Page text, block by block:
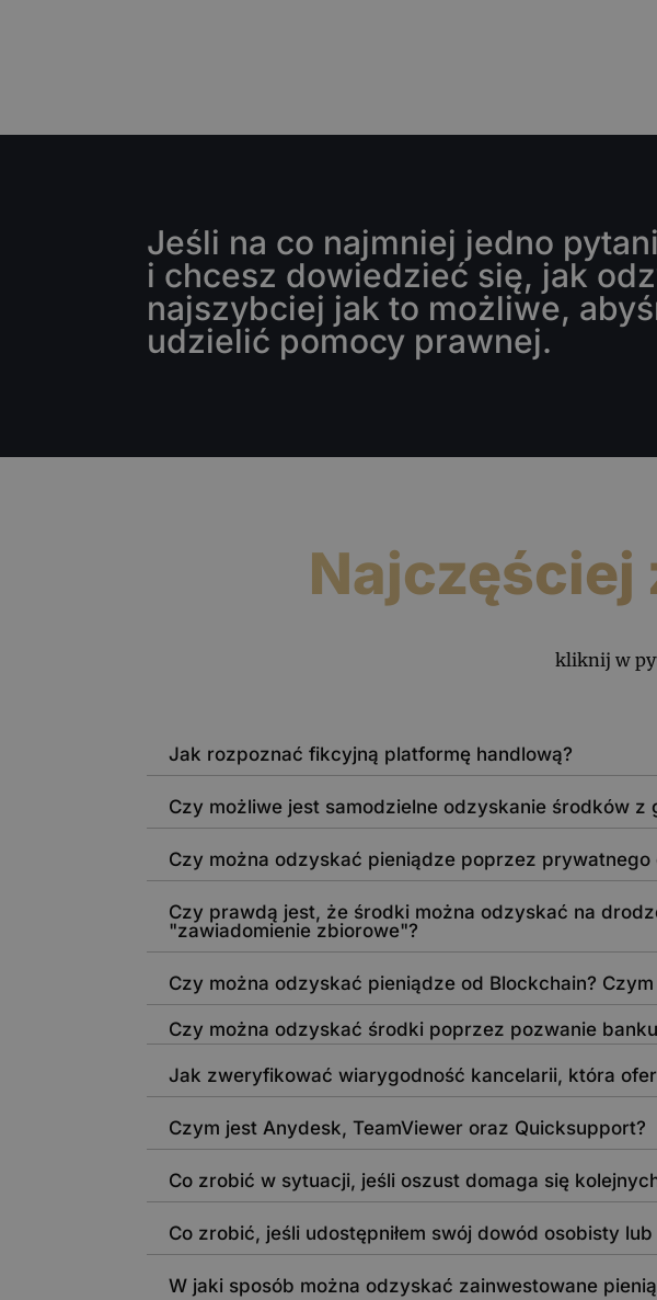
Jeśli na co najmniej jedno
i chcesz dowiedzieć się, jak
najszybciej jak to możliwe,
udzielić pomocy prawnej.
Najczęściej
kliknij w
Jak rozpoznać fikcyjną platformę handlową?
Czy możliwe jest samodzielne odzyskanie środków z
Czy można odzyskać pieniądze poprzez prywatnego
Czy prawdą jest, że środki można odzyskać na
"zawiadomienie zbiorowe"?
Czy można odzyskać pieniądze od Blockchain?
Czy można odzyskać środki poprzez pozwanie
Jak zweryfikować wiarygodność kancelarii, która
Czym jest Anydesk, TeamViewer oraz Quicksupport?
Co zrobić w sytuacji, jeśli oszust domaga się
Co zrobić, jeśli udostępniłem swój dowód osobisty
W jaki sposób można odzyskać zainwestowane